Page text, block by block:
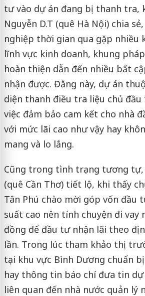
tư vào dự án đang bị thanh tra,
Nguyễn D.T (quê Hà Nội) chia
nghiệp thời gian qua gặp nhiều
lĩnh vực kinh doanh, khung
hoàn thiện dẫn đến nhiều bất
nhận được. Đằng này, dự án
diện thanh điều tra liệu chủ đầu
việc đảm bảo cam kết cho nhà
với mức lãi cao như vậy hay
mang và lo lắng.
Cũng trong tình trạng tương tự,
(quê Cần Thơ) tiết lộ, khi thấy
Tân Phú chào mời góp vốn đầu
suất cao nên tính chuyện đi vay
đồng để đầu tư nhận lãi theo
lần. Trong lúc tham khảo thị
tại khu vực Bình Dương chuẩn
hay thông tin báo chí đưa tin
liên quan đến nhà nước quản lý